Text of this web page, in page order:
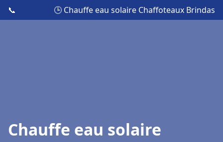
📞 🕒 Chauffe eau solaire Chaffoteaux Brindas
Chauffe eau solaire